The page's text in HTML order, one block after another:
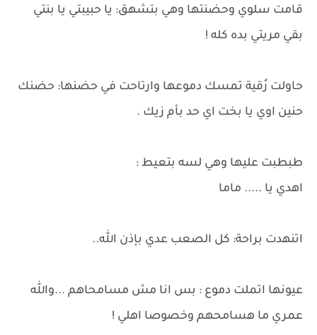
قامت سلوي وحضنتها وهي بتشهق: يا حبيبتي يا بنتي
بقي مريتي بده كله !
حاولت رُقية تمسك دموعها وارتاحت في حضنها: حضنك
حنين اوي يا بخت اي حد بأم زيك .
طبطبت عليها وهي لسه بتعيط :
اهدي يا ..... ماما
اتنهدت براحة: كل الصعب عدي بإذن الله..
عيونها اتملت دموع : بس انا مش مسامحاهم ...والله
عمري ما هسامحهم وخصوصا اهلي !